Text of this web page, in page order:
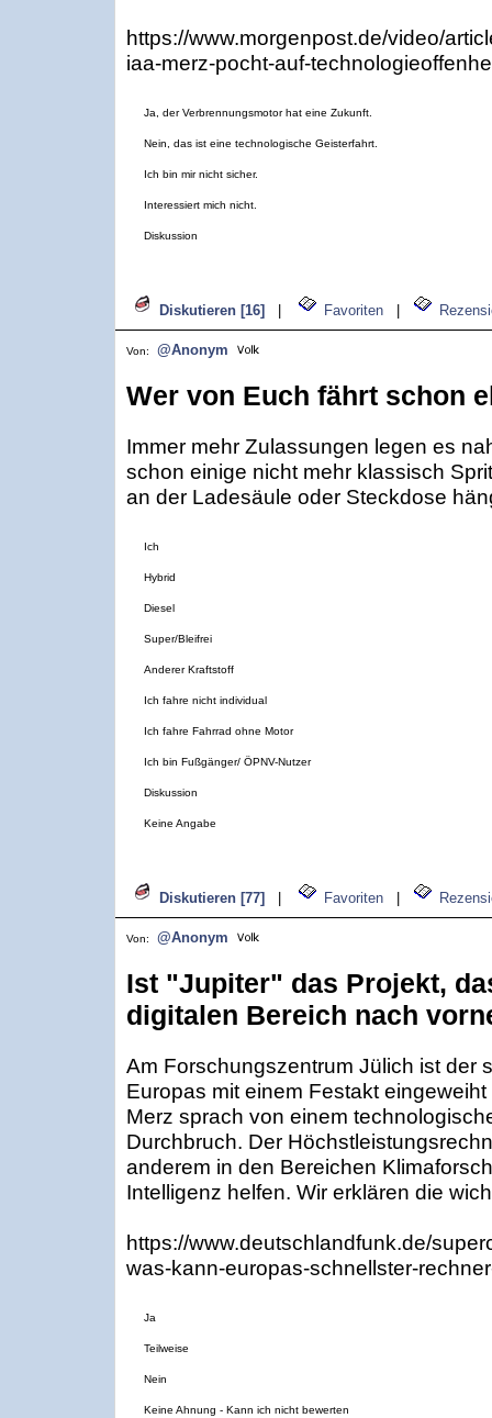
https://www.morgenpost.de/video/
iaa-merz-pocht-auf-
Ja, der Verbrennungsmotor hat eine Zukunft.
Nein, das ist eine technologische Geisterfahrt.
Ich bin mir nicht sicher.
Interessiert mich nicht.
Diskussion
Diskutieren [16] Favoriten
Von: @Anonym
Wer von Euch fährt schon
Immer mehr Zulassungen legen es
schon einige nicht mehr klassisch
an der Ladesäule oder Steckdose
Ich
Hybrid
Diesel
Super/Bleifrei
Anderer Kraftstoff
Ich fahre nicht individual
Ich fahre Fahrrad ohne Motor
Ich bin Fußgänger/ ÖPNV-Nutzer
Diskussion
Keine Angabe
Diskutieren [77] Favoriten
Von: @Anonym
Ist "Jupiter" das Projekt,
digitalen Bereich nach
Am Forschungszentrum Jülich ist der
Europas mit einem Festakt
Merz sprach von einem
Durchbruch. Der
anderem in den Bereichen
Intelligenz helfen. Wir erklären die
https://www.deutschlandfunk.de/
was-kann-europas-schnellster-
Ja
Teilweise
Nein
Keine Ahnung - Kann ich nicht bewerten